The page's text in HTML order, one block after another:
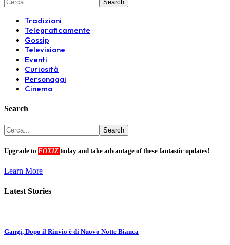
Tradizioni
Telegraficamente
Gossip
Televisione
Eventi
Curiosità
Personaggi
Cinema
Search
Upgrade to FOXIZ today and take advantage of these fantastic updates!
Learn More
Latest Stories
Gangi, Dopo il Rinvio è di Nuovo Notte Bianca